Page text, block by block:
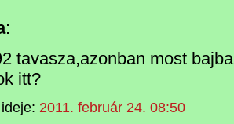
:
tavasza,azonban most
itt?
2011. február 24. 08:50